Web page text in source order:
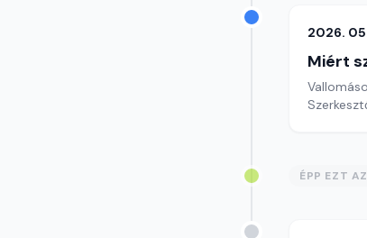
2026.
Miért
ÉPP EZT